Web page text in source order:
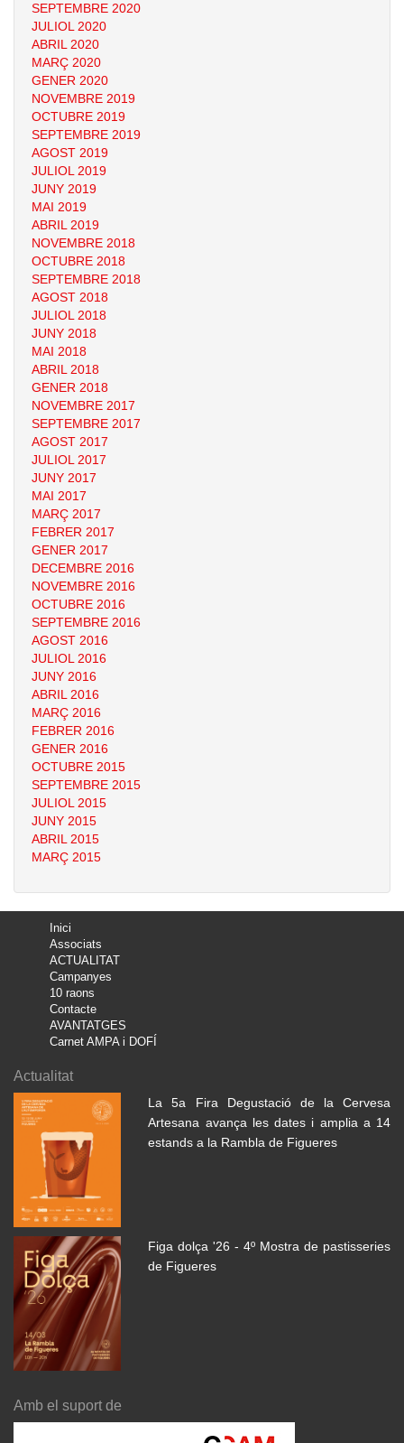
SEPTEMBRE 2020
JULIOL 2020
ABRIL 2020
MARÇ 2020
GENER 2020
NOVEMBRE 2019
OCTUBRE 2019
SEPTEMBRE 2019
AGOST 2019
JULIOL 2019
JUNY 2019
MAI 2019
ABRIL 2019
NOVEMBRE 2018
OCTUBRE 2018
SEPTEMBRE 2018
AGOST 2018
JULIOL 2018
JUNY 2018
MAI 2018
ABRIL 2018
GENER 2018
NOVEMBRE 2017
SEPTEMBRE 2017
AGOST 2017
JULIOL 2017
JUNY 2017
MAI 2017
MARÇ 2017
FEBRER 2017
GENER 2017
DECEMBRE 2016
NOVEMBRE 2016
OCTUBRE 2016
SEPTEMBRE 2016
AGOST 2016
JULIOL 2016
JUNY 2016
ABRIL 2016
MARÇ 2016
FEBRER 2016
GENER 2016
OCTUBRE 2015
SEPTEMBRE 2015
JULIOL 2015
JUNY 2015
ABRIL 2015
MARÇ 2015
Inici
Associats
ACTUALITAT
Campanyes
10 raons
Contacte
AVANTATGES
Carnet AMPA i DOFÍ
Actualitat
La 5a Fira Degustació de la Cervesa
Artesana avança les dates i amplia a 14
estands a la Rambla de Figueres
Figa dolça '26 - 4º Mostra de pastisseries
de Figueres
Amb el suport de